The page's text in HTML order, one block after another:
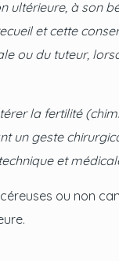
à son
et cette
ou du tuteur,
la fertilité
un geste
et
ou non